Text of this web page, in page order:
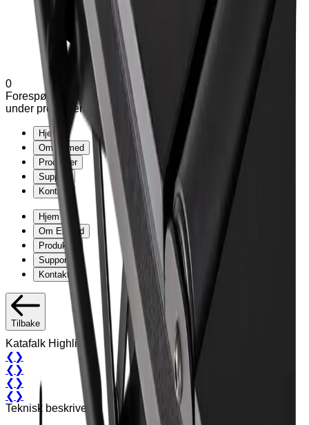
0
Forespørsel (
produkter) Legg til varianter og tilleggsutstyr
under produkter
Hjem
Om Exmed
Produkter
Support
Kontakt
Hjem
Om Exmed
Produkter
Support
Kontakt
Tilbake
Katafalk Highline
❮ ❯
❮ ❯
❮ ❯
❮ ❯
Teknisk beskrivelse